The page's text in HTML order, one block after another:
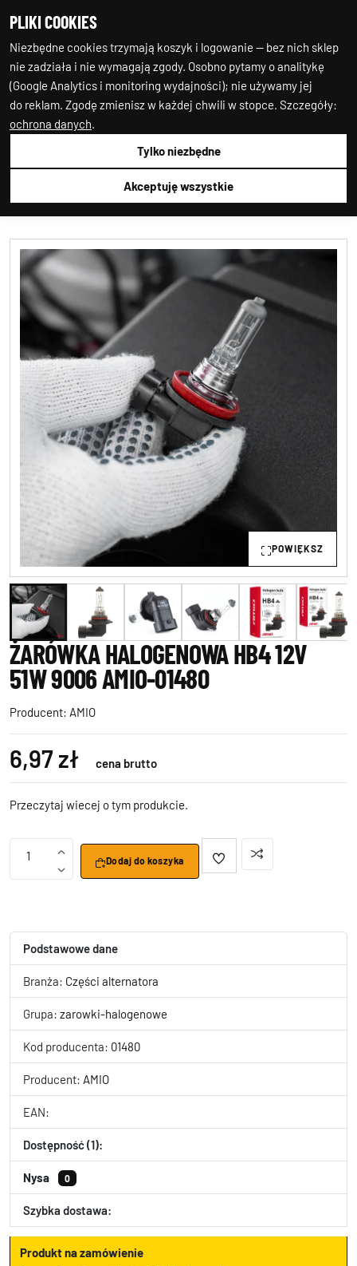
PLIKI COOKIES
Niezbędne cookies trzymają koszyk i logowanie — bez nich sklep
nie zadziała i nie wymagają zgody. Osobno pytamy o analitykę
(Google Analytics i monitoring wydajności); nie używamy jej
do reklam. Zgodę zmienisz w każdej chwili w stopce. Szczegóły:
ochrona danych.
Tylko niezbędne
Akceptuję wszystkie
OŚWIETLENIE SAMOCHOD
ŻARÓWKI HALOGENOWE
AMIO 01480
POWIĘKSZ
ŻARÓWKA HALOGENOWA HB4 12V
51W 9006 AMIO-01480
Producent: AMIO
6,97 zł cena brutto
Przeczytaj wiecej o tym produkcie.
1 Dodaj do koszyka
Podstawowe dane
Branża: Części alternatora
Grupa: zarowki-halogenowe
Kod producenta: 01480
Producent: AMIO
EAN:
Dostępność (1):
Nysa 0
Szybka dostawa:
Produkt na zamówienie